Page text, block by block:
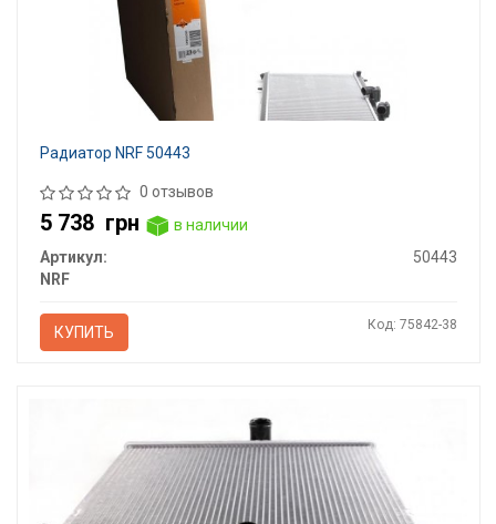
Радиатор NRF 50443
0 отзывов
5 738 грн
в наличии
Артикул:
50443
NRF
КУПИТЬ Код: 75842-38